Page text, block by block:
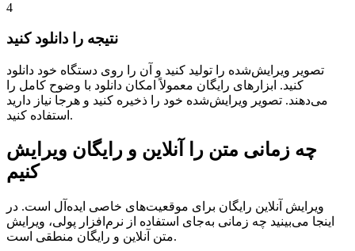
4
نتیجه را دانلود کنید
تصویر ویرایش‌شده را تولید کنید و آن را روی دستگاه خود دانلود
کنید. ابزارهای رایگان معمولاً امکان دانلود با وضوح کامل را
می‌دهند. تصویر ویرایش‌شده خود را ذخیره کنید و هرجا نیاز دارید
استفاده کنید.
چه زمانی متن را آنلاین و رایگان ویرایش
کنیم
ویرایش آنلاین رایگان برای موقعیت‌های خاصی ایده‌آل است. در
اینجا می‌بینید چه زمانی به‌جای استفاده از نرم‌افزار پولی، ویرایش
متن آنلاین و رایگان منطقی است.